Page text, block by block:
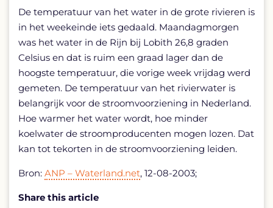
De temperatuur van het water in de grote rivieren is
in het weekeinde iets gedaald. Maandagmorgen
was het water in de Rijn bij Lobith 26,8 graden
Celsius en dat is ruim een graad lager dan de
hoogste temperatuur, die vorige week vrijdag werd
gemeten. De temperatuur van het rivierwater is
belangrijk voor de stroomvoorziening in Nederland.
Hoe warmer het water wordt, hoe minder
koelwater de stroomproducenten mogen lozen. Dat
kan tot tekorten in de stroomvoorziening leiden.
Bron: ANP – Waterland.net, 12-08-2003;
Share this article